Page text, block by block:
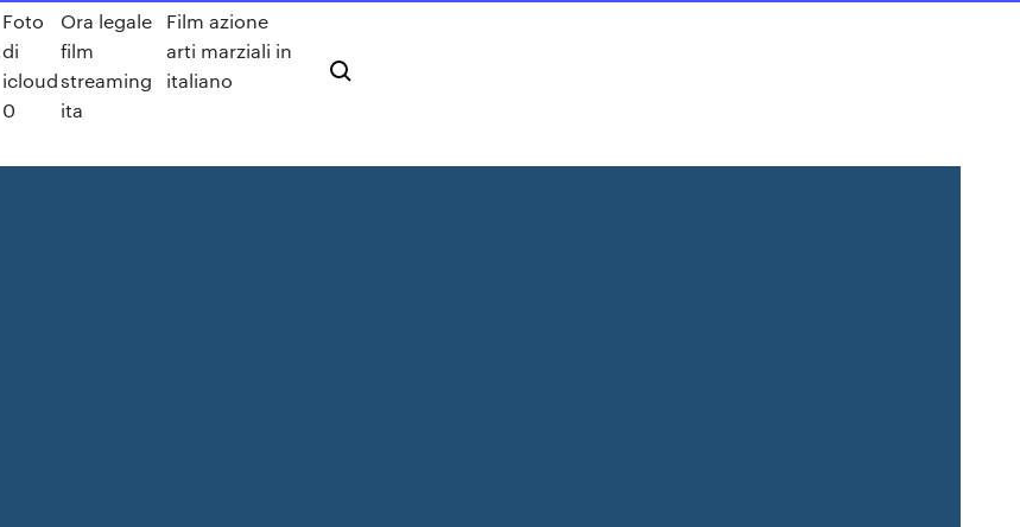
Foto
di
icloud
0
Ora legale
film
streaming
ita
Film azione
arti marziali in
italiano